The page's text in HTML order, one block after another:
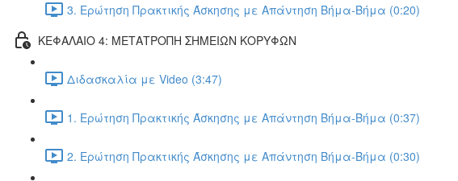
3. Ερώτηση Πρακτικής Άσκησης με Απάντηση Βήμα-Βήμα (0:20)
ΚΕΦΑΛΑΙΟ 4: ΜΕΤΑΤΡΟΠΗ ΣΗΜΕΙΩΝ ΚΟΡΥΦΩΝ
Διδασκαλία με Video (3:47)
1. Ερώτηση Πρακτικής Άσκησης με Απάντηση Βήμα-Βήμα (0:37)
2. Ερώτηση Πρακτικής Άσκησης με Απάντηση Βήμα-Βήμα (0:30)